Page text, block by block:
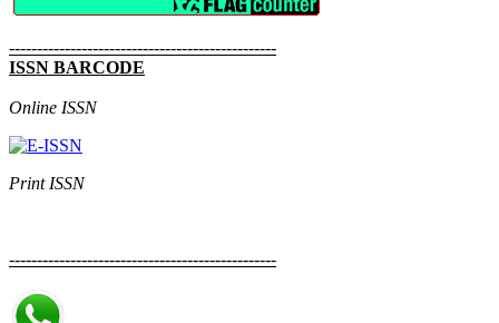
------------------------------------------------
ISSN BARCODE
Online ISSN
Print ISSN
------------------------------------------------